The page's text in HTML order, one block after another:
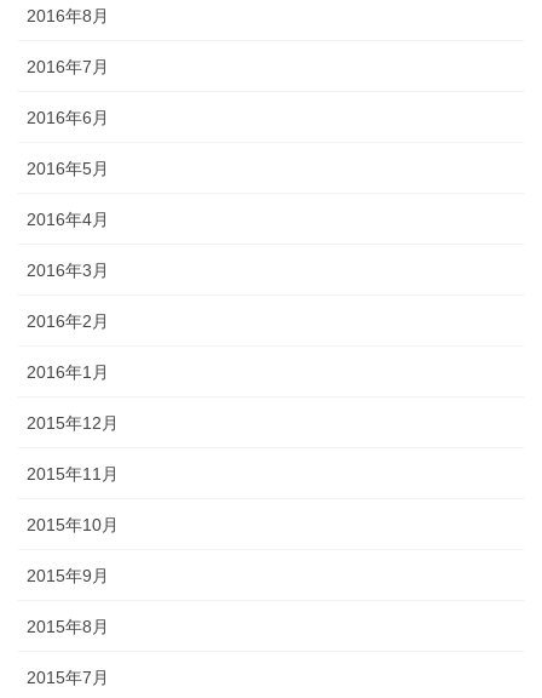
2016年8月
2016年7月
2016年6月
2016年5月
2016年4月
2016年3月
2016年2月
2016年1月
2015年12月
2015年11月
2015年10月
2015年9月
2015年8月
2015年7月